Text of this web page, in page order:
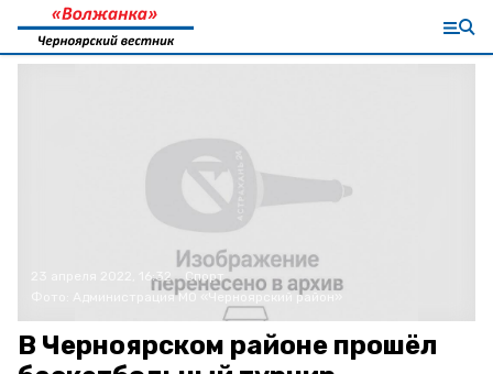
23 апреля 2022, 16:32
Спорт
Администрация МО «Черноярский район»
В Черноярском районе прошёл